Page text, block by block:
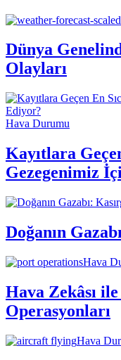
Dünya
Olayları
Hava Durumu
Kayıtlara
Gezegenimiz
Doğanın
Hava
Hava Zekâsı
Operasyonları
Hava